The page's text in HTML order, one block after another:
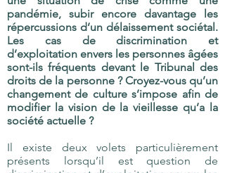
pandémie, subir encore davantage les
répercussions d’un délaissement sociétal.
Les cas de discrimination et
d’exploitation envers les personnes âgées
sont-ils fréquents devant le Tribunal des
droits de la personne ? Croyez-vous qu’un
changement de culture s’impose afin de
modifier la vision de la vieillesse qu’a la
société actuelle ?
Il existe deux volets particulièrement
présents lorsqu’il est question de